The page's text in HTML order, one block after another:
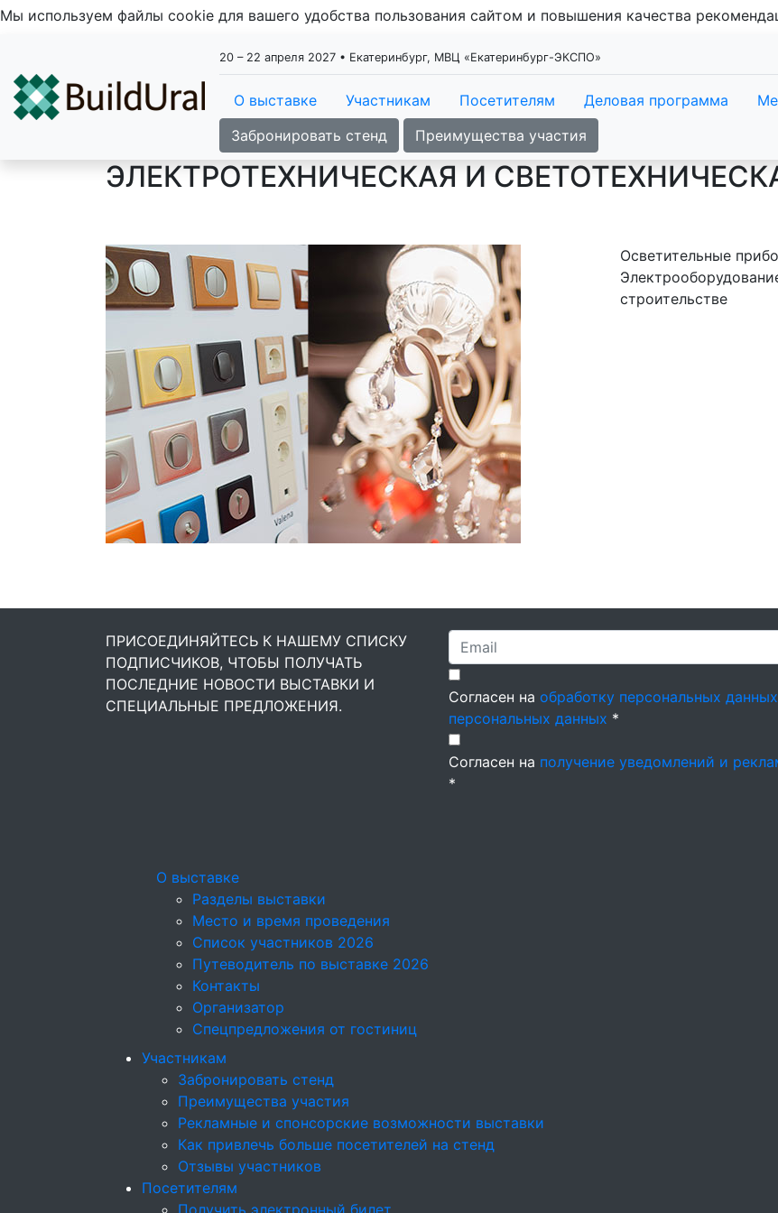
Мы используем файлы cookie для вашего удобства пользования сайтом и повышения качества
20 – 22 апреля 2027 • Екатеринбург, МВЦ «Екатеринбург-ЭКСПО»
О выставке Участникам Посетителям Деловая программа
Забронировать стенд
Преимущества участия
ЭЛЕКТРОТЕХНИЧЕСКАЯ И
Осветительные
строительстве
ПРИСОЕДИНЯЙТЕСЬ К НАШЕМУ СПИСКУ
ПОДПИСЧИКОВ, ЧТОБЫ ПОЛУЧАТЬ
ПОСЛЕДНИЕ НОВОСТИ ВЫСТАВКИ И
СПЕЦИАЛЬНЫЕ ПРЕДЛОЖЕНИЯ.
Согласен на обработку персональных данных
персональных данных *
Согласен на получение уведомлений и
*
О выставке
Разделы выставки
Место и время проведения
Список участников 2026
Путеводитель по выставке 2026
Контакты
Организатор
Спецпредложения от гостиниц
Участникам
Забронировать стенд
Преимущества участия
Рекламные и спонсорские возможности выставки
Как привлечь больше посетителей на стенд
Отзывы участников
Посетителям
Получить электронный билет